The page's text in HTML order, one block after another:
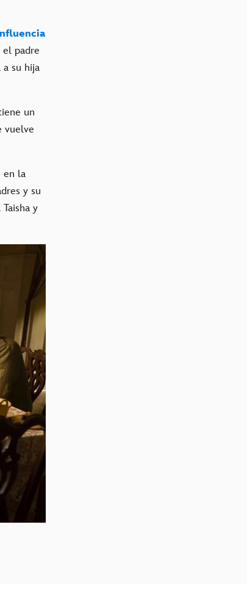
el padre
su hija
un
vuelve
en la
y su
y